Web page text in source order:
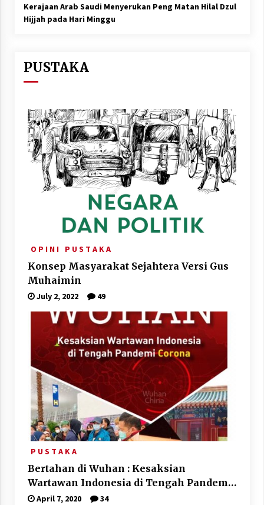
Kerajaan Arab Saudi Menyerukan Peng Matan Hilal Dzul
Hijjah pada Hari Minggu
PUSTAKA
O P I N I P U S T A K A
Konsep Masyarakat Sejahtera Versi Gus
Muhaimin
July 2, 2022 49
P U S T A K A
Bertahan di Wuhan : Kesaksian
Wartawan Indonesia di Tengah Pandemi
Corona
April 7, 2020 34